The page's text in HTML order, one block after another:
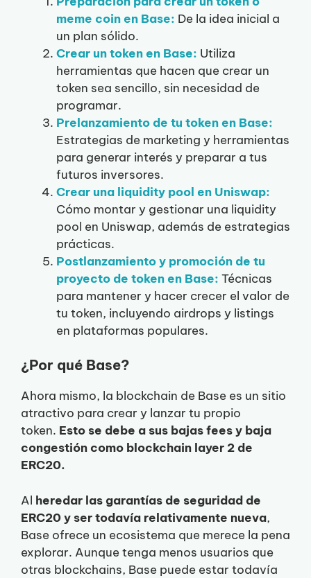
meme coin en Base: De la idea inicial a
un plan sólido.
Crear un token en Base: Utiliza
herramientas que hacen que crear un
token sea sencillo, sin necesidad de
programar.
Prelanzamiento de tu token en Base:
Estrategias de marketing y herramientas
para generar interés y preparar a tus
futuros inversores.
Crear una liquidity pool en Uniswap:
Cómo montar y gestionar una liquidity
pool en Uniswap, además de estrategias
prácticas.
Postlanzamiento y promoción de tu
proyecto de token en Base: Técnicas
para mantener y hacer crecer el valor de
tu token, incluyendo airdrops y listings
en plataformas populares.
¿Por qué Base?
Ahora mismo, la blockchain de Base es un sitio
atractivo para crear y lanzar tu propio
token. Esto se debe a sus bajas fees y baja
congestión como blockchain layer 2 de
ERC20.
Al heredar las garantías de seguridad de
ERC20 y ser todavía relativamente nueva,
Base ofrece un ecosistema que merece la pena
explorar. Aunque tenga menos usuarios que
otras blockchains, Base puede estar todavía